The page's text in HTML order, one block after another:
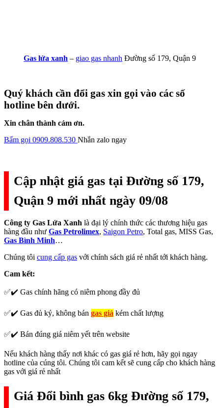
Gas lửa xanh – giao gas nhanh Đường số 179, Quận 9
Quý khách cần đổi gas xin gọi vào các số
hotline bên dưới.
Xin chân thành cảm ơn.
Bấm gọi 0909.808.530 Nhắn zalo ngay
Cập nhật giá gas tại Đường số 179,
Quận 9 mới nhất ngày 09/08
Công ty Gas Lửa Xanh là đại lý chính thức các thương hiệu gas
hàng đầu như Gas Petrolimex, Saigon Petro, Total gas, MISS Gas,
Gas Bình Minh…
Chúng tôi cung cấp gas với chính sách giá rẻ nhất tới khách hàng.
Cam kết:
✅✔️ Gas chính hãng có niêm phong đầy đủ
✅✔️ Gas đủ ký, không bán gas giả kém chất lượng
✅✔️ Bán đúng giá niêm yết trên website
Nếu khách hàng thấy nơi khác có gas giá rẻ hơn, hãy gọi ngay
hotline của cúng tôi. Chúng tôi cam kết sẽ cung cấp cho khách hàng
gas với giá rẻ nhất
Giá Đổi bình gas 6kg Đường số 179,